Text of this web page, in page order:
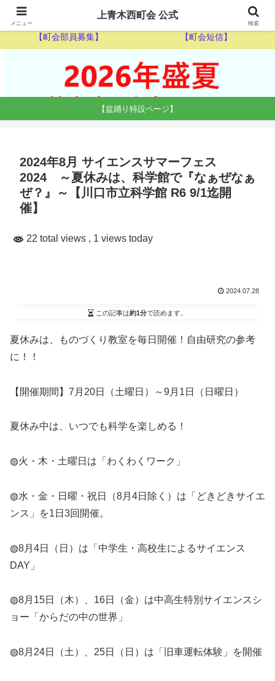
【ゴミ収集カレンダー】 【休日当番医】
【町会部員募集】 【町会短信】
【盆踊り特設ページ】
2024年8月 サイエンスサマーフェス
2024 ～夏休みは、科学館で『なぁぜなぁ
ぜ？』～【川口市立科学館 R6 9/1迄開
催】
22 total views , 1 views today
2024.07.28
この記事は約1分で読めます。
夏休みは、ものづくり教室を毎日開催！自由研究の参考
に！！
【開催期間】7月20日（土曜日）～9月1日（日曜日）
夏休み中は、いつでも科学を楽しめる！
◍火・木・土曜日は「わくわくワーク」
◍水・金・日曜・祝日（8月4日除く）は「どきどきサイエ
ンス」を1日3回開催。
◍8月4日（日）は「中学生・高校生によるサイエンス
DAY」
◍8月15日（木）、16日（金）は中高生特別サイエンスシ
ョー「からだの中の世界」
◍8月24日（土）、25日（日）は「旧車運転体験」を開催
メニュー
上青木西町会 公式
検索